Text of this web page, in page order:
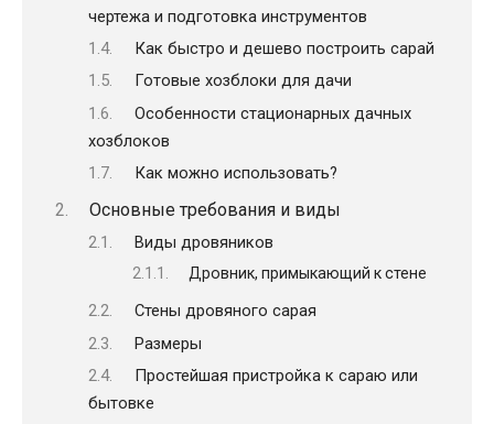
чертежа и подготовка инструментов
Как быстро и дешево построить сарай
Готовые хозблоки для дачи
Особенности стационарных дачных
хозблоков
Как можно использовать?
Основные требования и виды
Виды дровяников
Дровник, примыкающий к стене
Стены дровяного сарая
Размеры
Простейшая пристройка к сараю или
бытовке